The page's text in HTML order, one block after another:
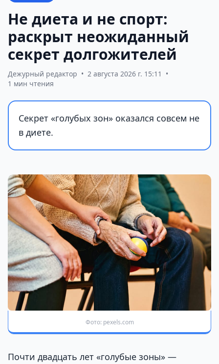
Не диета и не спорт:
раскрыт неожиданный
секрет долгожителей
Дежурный редактор • 2 августа 2026 г. 15:11
•
1 мин чтения
Секрет «голубых зон» оказался совсем не
в диете.
Фото: pexels.com
Почти двадцать лет «голубые зоны» —